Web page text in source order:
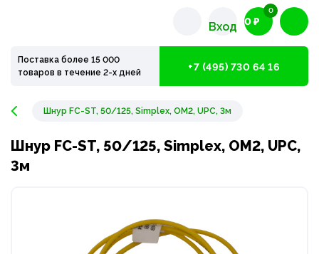
Вход 0 ₽
0
Поставка более 15 000
товаров в течение 2-х дней
+7 (495) 730 64 16
Шнур FC-ST, 50/125, Simplex, OM2, UPC, 3м
Шнур FC-ST, 50/125, Simplex, OM2, UPC,
3м